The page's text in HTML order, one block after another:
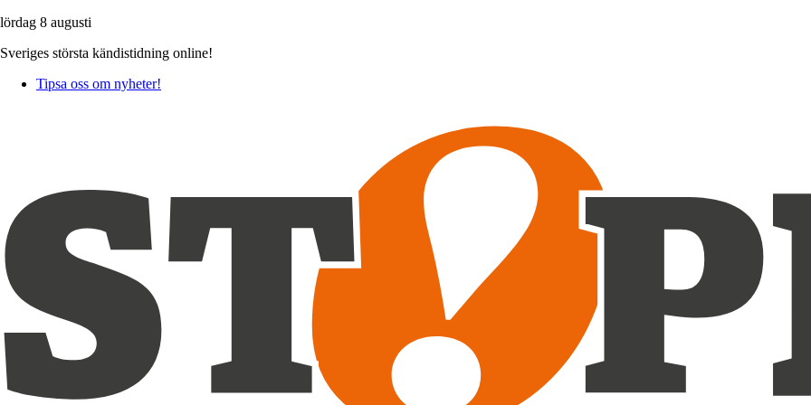
lördag 8 augusti
Sveriges största kändistidning online!
Tipsa oss om nyheter!